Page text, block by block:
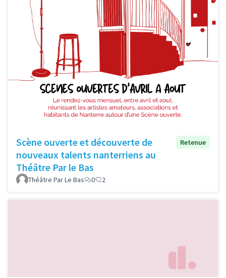
Scène ouverte et découverte de
nouveaux talents nanterriens au
Théâtre Par le Bas
Retenue
Théâtre Par Le Bas 0 2